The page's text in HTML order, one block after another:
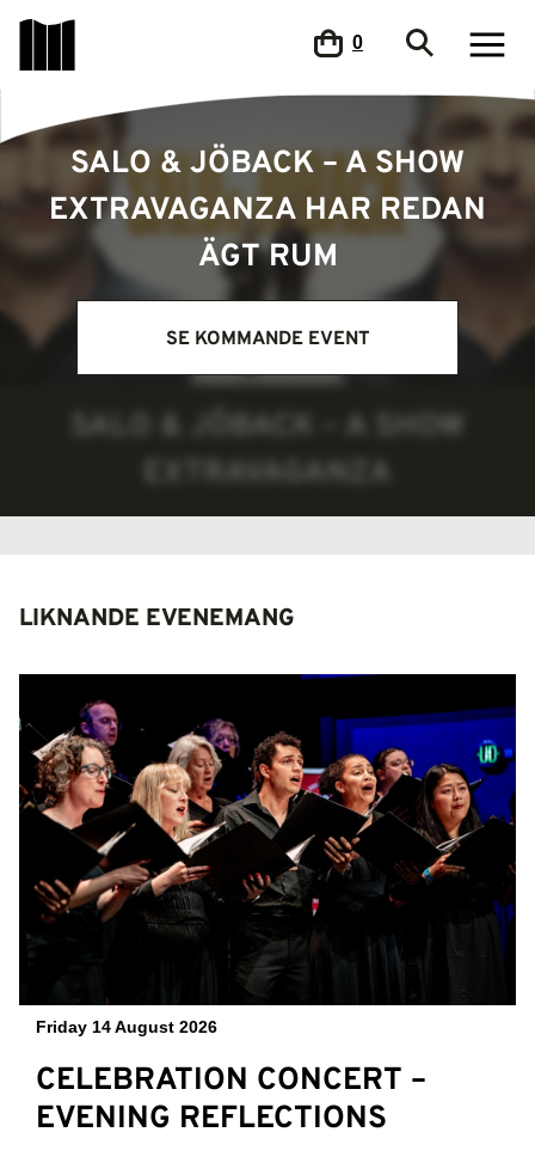
0
SALO & JÖBACK – A SHOW
EXTRAVAGANZA
SALO & JÖBACK – A SHOW
EXTRAVAGANZA HAR REDAN
ÄGT RUM
SE KOMMANDE EVENT
LIKNANDE EVENEMANG
Friday 14 August 2026
CELEBRATION CONCERT –
EVENING REFLECTIONS